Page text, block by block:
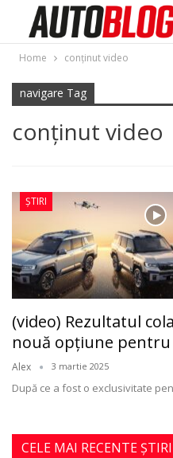
Home conținut video
navigare Tag
conținut video
ȘTIRI
(video) Rezultatul
nouă opțiune
Alex 3 martie 2025
După ce a fost o exclusivitate
CELE MAI RECENTE ȘTIRI